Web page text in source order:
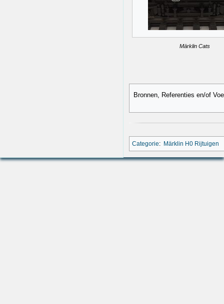
Märklin Cats
Bronnen, Referenties en/of
Categorie: Märklin H0 Rijtuigen